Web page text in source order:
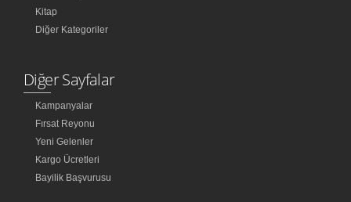
Kitap
Diğer Kategoriler
Diğer Sayfalar
Kampanyalar
Fırsat Reyonu
Yeni Gelenler
Kargo Ücretleri
Bayilik Başvurusu